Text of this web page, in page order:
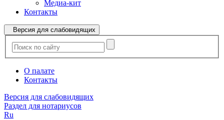
Медиа-кит
Контакты
Версия для слабовидящих
О палате
Контакты
Версия для слабовидящих
Раздел для нотариусов
Ru